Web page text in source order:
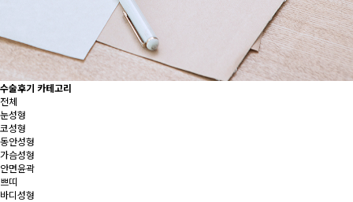
수술후기 카테고리
전체
눈성형
코성형
동안성형
가슴성형
안면윤곽
쁘띠
바디성형